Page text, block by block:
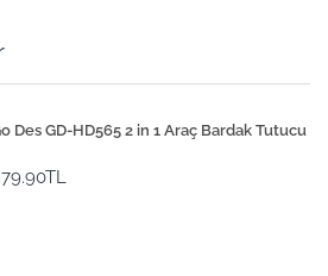
Des GD-HD565 2 in 1 Araç Bardak Tutucu